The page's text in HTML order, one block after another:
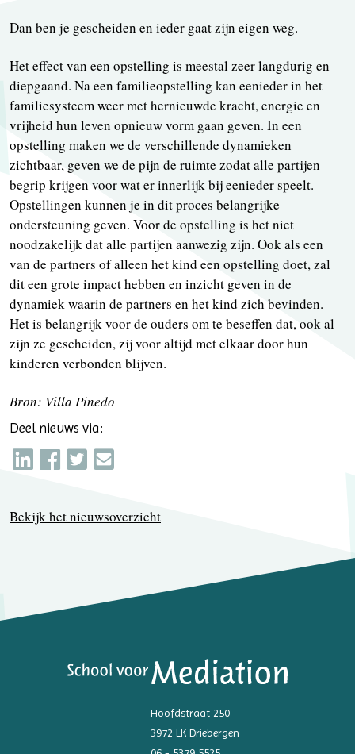
Dan ben je gescheiden en ieder gaat zijn eigen weg.
Het effect van een opstelling is meestal zeer langdurig en
diepgaand. Na een familieopstelling kan eenieder in het
familiesysteem weer met hernieuwde kracht, energie en
vrijheid hun leven opnieuw vorm gaan geven. In een
opstelling maken we de verschillende dynamieken
zichtbaar, geven we de pijn de ruimte zodat alle partijen
begrip krijgen voor wat er innerlijk bij eenieder speelt.
Opstellingen kunnen je in dit proces belangrijke
ondersteuning geven. Voor de opstelling is het niet
noodzakelijk dat alle partijen aanwezig zijn. Ook als een
van de partners of alleen het kind een opstelling doet, zal
dit een grote impact hebben en inzicht geven in de
dynamiek waarin de partners en het kind zich bevinden.
Het is belangrijk voor de ouders om te beseffen dat, ook al
zijn ze gescheiden, zij voor altijd met elkaar door hun
kinderen verbonden blijven.
Bron: Villa Pinedo
Deel nieuws via:
Bekijk het nieuwsoverzicht
Hoofdstraat 250
3972 LK Driebergen